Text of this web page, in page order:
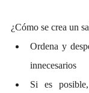
¿Cómo se crea un
Ordena y
innecesarios
Si es